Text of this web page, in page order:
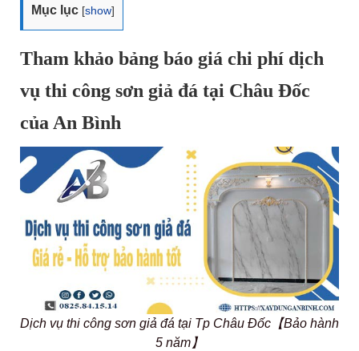
Mục lục [show]
Tham khảo bảng báo giá chi phí dịch
vụ thi công sơn giả đá tại Châu Đốc
của An Bình
Dịch vụ thi công sơn giả đá tại Tp Châu Đốc【Bảo hành
5 năm】